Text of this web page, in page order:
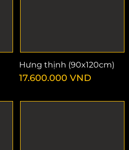
Hưng thịnh (90x120cm)
17.600.000 VND